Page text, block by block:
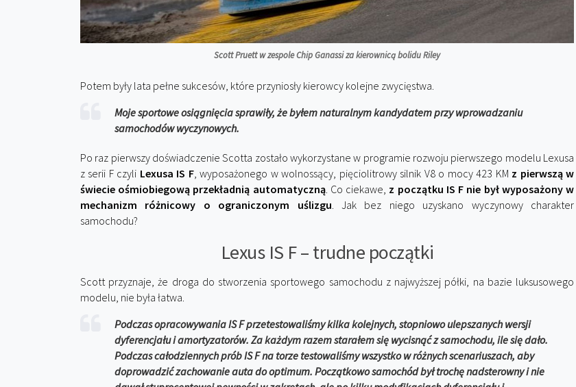
Scott Pruett w zespole Chip Ganassi za kierownicą bolidu Riley
Potem były lata pełne sukcesów, które przyniosły kierowcy kolejne zwycięstwa.
Moje sportowe osiągnięcia sprawiły, że byłem naturalnym kandydatem przy wprowadzaniu
samochodów wyczynowych.
Po raz pierwszy doświadczenie Scotta zostało wykorzystane w programie rozwoju pierwszego modelu Lexusa
z serii F czyli Lexusa IS F, wyposażonego w wolnossący, pięciolitrowy silnik V8 o mocy 423 KM z pierwszą w
świecie ośmiobiegową przekładnią automatyczną. Co ciekawe, z początku IS F nie był wyposażony w
mechanizm różnicowy o ograniczonym uślizgu. Jak bez niego uzyskano wyczynowy charakter
samochodu?
Lexus IS F – trudne początki
Scott przyznaje, że droga do stworzenia sportowego samochodu z najwyższej półki, na bazie luksusowego
modelu, nie była łatwa.
Podczas opracowywania IS F przetestowaliśmy kilka kolejnych, stopniowo ulepszanych wersji
dyferencjału i amortyzatorów. Za każdym razem starałem się wycisnąć z samochodu, ile się dało.
Podczas całodziennych prób IS F na torze testowaliśmy wszystko w różnych scenariuszach, aby
doprowadzić zachowanie auta do optimum. Początkowo samochód był trochę nadsterowny i nie